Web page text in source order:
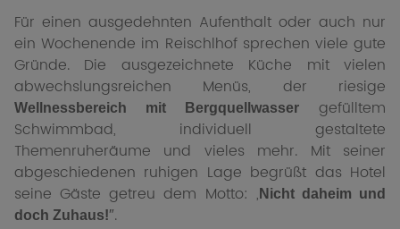
Für einen ausgedehnten Aufenthalt oder auch nur
ein Wochenende im Reischlhof sprechen viele gute
Gründe. Die ausgezeichnete Küche mit vielen
abwechslungsreichen Menüs, der riesige
Wellnessbereich mit Bergquellwasser
gefülltem
Schwimmbad, individuell gestaltete
Themenruheräume und vieles mehr. Mit seiner
abgeschiedenen ruhigen Lage begrüßt das Hotel
seine Gäste getreu dem Motto: „ Nicht daheim und
doch Zuhaus!″.